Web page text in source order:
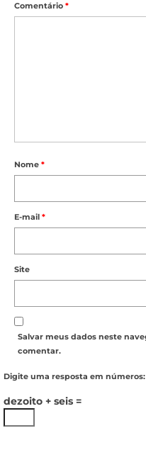
Comentário *
Nome *
E-mail *
Site
Salvar meus dados neste
comentar.
Digite uma resposta em números:
dezoito + seis =